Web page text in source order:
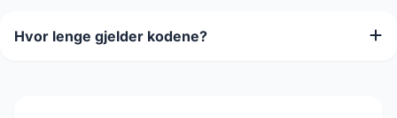
Hvor lenge gjelder kodene?